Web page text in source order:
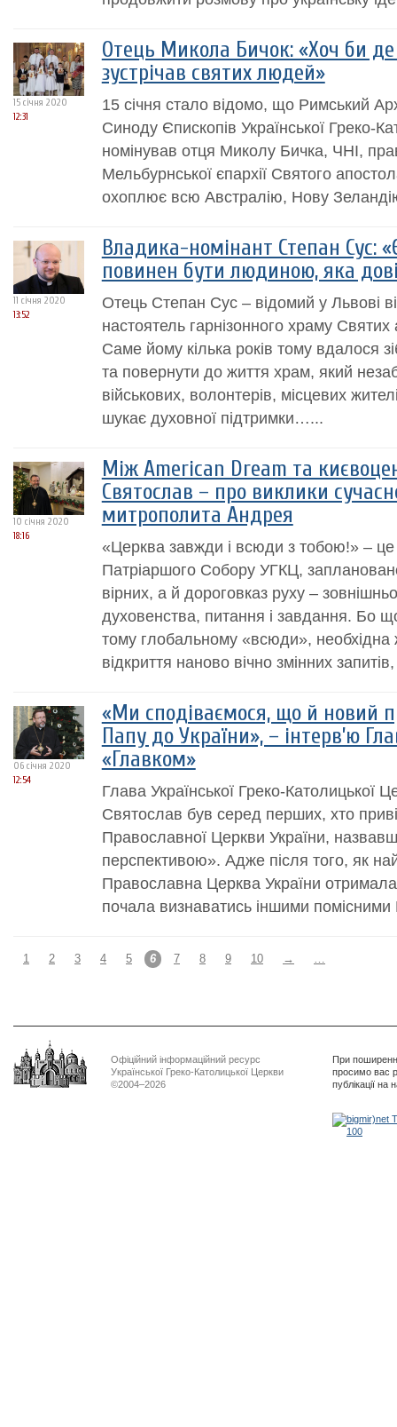
15 січня 2020
12:31
Отець Микола Бичок: «Хоч би
зустрічав святих людей»
15 січня стало відомо, що Римський
Синоду Єпископів Української Греко-
номінував отця Миколу Бичка, ЧНІ,
Мельбурнської єпархії Святого
охоплює всю Австралію, Нову
11 січня 2020
13:52
Владика-номінант Степан Сус:
повинен бути людиною, яка
Отець Степан Сус – відомий у Львові
настоятель гарнізонного храму
Саме йому кілька років тому вдалося
та повернути до життя храм, який
військових, волонтерів, місцевих
шукає духовної підтримки…...
10 січня 2020
18:16
Між Аmerican Dream та
Святослав – про виклики
митрополита Андрея
«Церква завжди і всюди з тобою!» –
Патріаршого Собору УГКЦ,
вірних, а й дороговказ руху –
духовенства, питання і завдання. Бо
тому глобальному «всюди», необхідна
відкриття наново вічно змінних
06 січня 2020
12:54
«Ми сподіваємося, що й новий
Папу до України», – інтерв’ю
«Главком»
Глава Української Греко-Католицької
Святослав був серед перших, хто
Православної Церкви України,
перспективою». Адже після того, як
Православна Церква України
почала визнаватись іншими
1 2 3 4 5 6 7 8 9 10 → …
Офіційний інформаційний ресурс
Української Греко-Католицької Церкви
©2004–2026
При
просимо вас
публікації на